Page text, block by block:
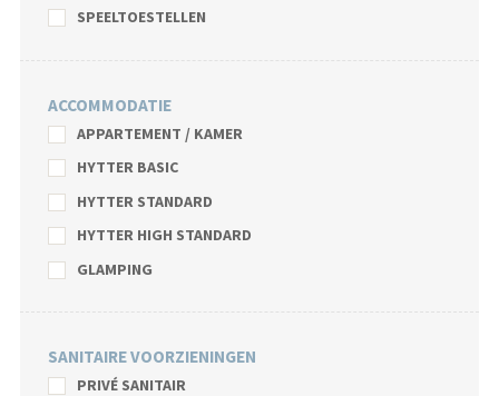
SPEELTOESTELLEN
ACCOMMODATIE
APPARTEMENT / KAMER
HYTTER BASIC
HYTTER STANDARD
HYTTER HIGH STANDARD
GLAMPING
SANITAIRE VOORZIENINGEN
PRIVÉ SANITAIR